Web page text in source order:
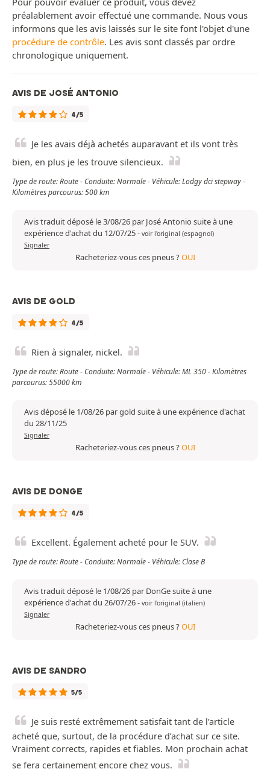
préalablement avoir effectué une commande. Nous vous
informons que les avis laissés sur le site font l'objet d'une
procédure de contrôle. Les avis sont classés par ordre
chronologique uniquement.
AVIS DE JOSÉ ANTONIO
4/5
Je les avais déjà achetés auparavant et ils vont très
bien, en plus je les trouve silencieux.
Type de route: Route - Conduite: Normale - Véhicule: Lodgy dci stepway -
Kilomètres parcourus: 500 km
Avis traduit déposé le 3/08/26 par José Antonio suite à une
expérience d'achat du 12/07/25- voir l'original (espagnol)
Signaler
Racheteriez-vous ces pneus ?OUI
AVIS DE GOLD
4/5
Rien à signaler, nickel.
Type de route: Route - Conduite: Normale - Véhicule: ML 350 - Kilomètres
parcourus: 55000 km
Avis déposé le 1/08/26 par gold suite à une expérience d'achat
du 28/11/25
Signaler
Racheteriez-vous ces pneus ?OUI
AVIS DE DONGE
4/5
Excellent. Également acheté pour le SUV.
Type de route: Route - Conduite: Normale - Véhicule: Clase B
Avis traduit déposé le 1/08/26 par DonGe suite à une
expérience d'achat du 26/07/26- voir l'original (italien)
Signaler
Racheteriez-vous ces pneus ?OUI
AVIS DE SANDRO
5/5
Je suis resté extrêmement satisfait tant de l’article
acheté que, surtout, de la procédure d’achat sur ce site.
Vraiment corrects, rapides et fiables. Mon prochain achat
se fera certainement encore chez vous.